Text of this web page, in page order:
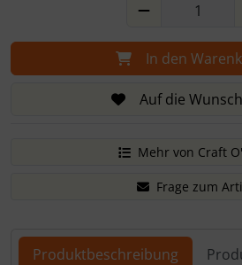
In den
Auf die
Mehr von Craft
Frage zum
Produktbeschreibung